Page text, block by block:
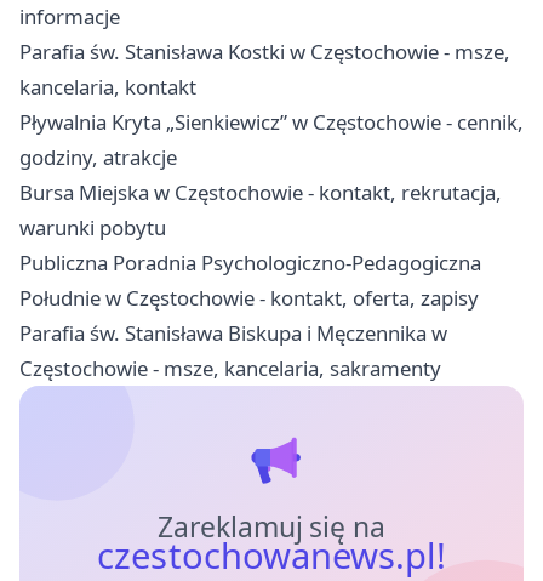
informacje
Parafia św. Stanisława Kostki w Częstochowie - msze,
kancelaria, kontakt
Pływalnia Kryta „Sienkiewicz” w Częstochowie - cennik,
godziny, atrakcje
Bursa Miejska w Częstochowie - kontakt, rekrutacja,
warunki pobytu
Publiczna Poradnia Psychologiczno-Pedagogiczna
Południe w Częstochowie - kontakt, oferta, zapisy
Parafia św. Stanisława Biskupa i Męczennika w
Częstochowie - msze, kancelaria, sakramenty
Zareklamuj się na
czestochowanews.pl!